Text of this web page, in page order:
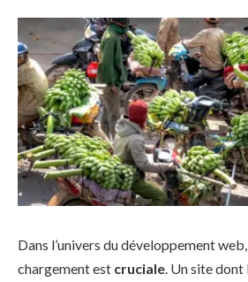
Dans l’univers du développement
chargement est cruciale . Un site